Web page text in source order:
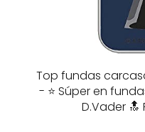
Top fundas
- ⭐️ Súper en
D.Vader 🔝